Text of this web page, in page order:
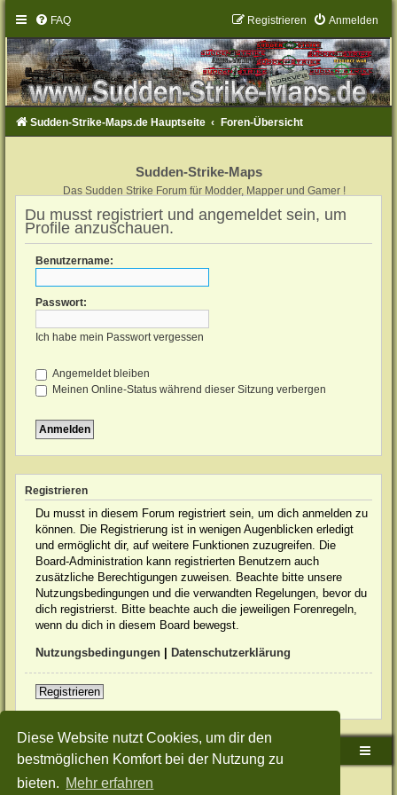
Diese Website nutzt Cookies, um dir den
bestmöglichen Komfort bei der Nutzung zu
bieten. Mehr erfahren
FAQ Anmelden
Registrieren
Sudden-Strike-Maps.de Hauptseite Foren-Übersicht
Sudden-Strike-Maps
Das Sudden Strike Forum für Modder, Mapper und Gamer !
Du musst registriert und angemeldet sein, um
Profile anzuschauen.
Benutzername:
Passwort:
Ich habe mein Passwort vergessen
Angemeldet bleiben
Meinen Online-Status während dieser Sitzung verbergen
Registrieren
Du musst in diesem Forum registriert sein, um dich anmelden zu
können. Die Registrierung ist in wenigen Augenblicken erledigt
und ermöglicht dir, auf weitere Funktionen zuzugreifen. Die
Board-Administration kann registrierten Benutzern auch
zusätzliche Berechtigungen zuweisen. Beachte bitte unsere
Nutzungsbedingungen und die verwandten Regelungen, bevor du
dich registrierst. Bitte beachte auch die jeweiligen Forenregeln,
wenn du dich in diesem Board bewegst.
Nutzungsbedingungen Datenschutzerklärung
Registrieren
Sudden-Strike-Maps.de Hauptseite Foren-Übersicht
Powered byphpBB® Forum Software © phpBB Limited